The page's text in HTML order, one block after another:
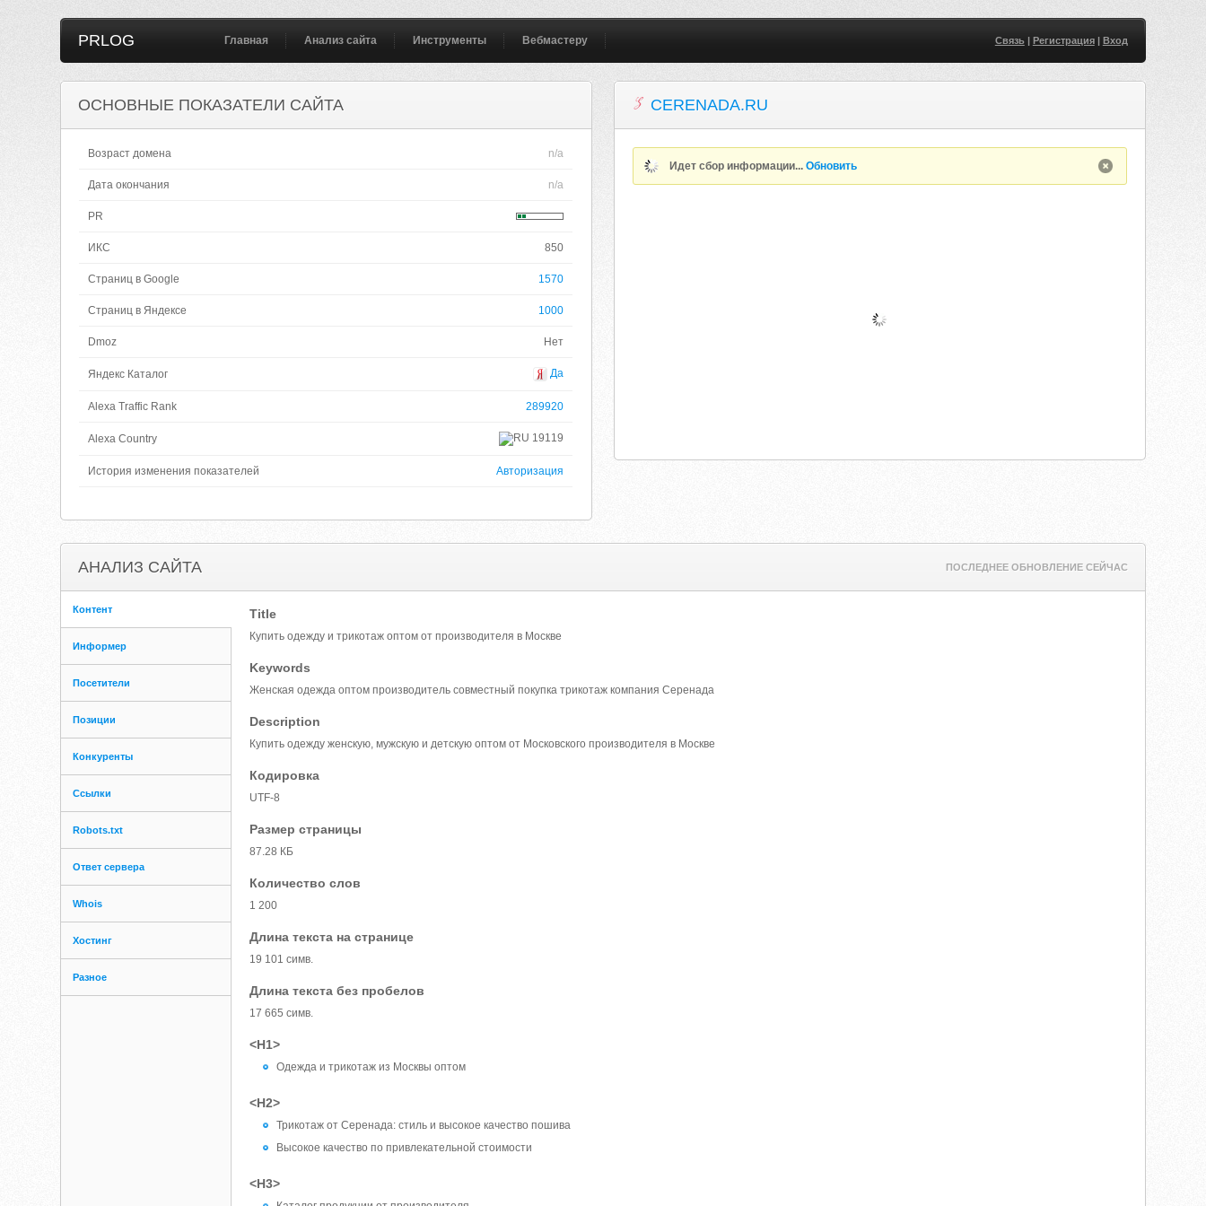
PRLOG Главная Анализ сайта Инструменты Вебмастеру Связь| Регистрация| Вход
ОСНОВНЫЕ ПОКАЗАТЕЛИ САЙТА
Возраст домена n/a
Дата окончания n/a
PR
ИКС 850
Страниц в Google 1570
Страниц в Яндексе 1000
Dmoz Нет
Яндекс Каталог Да
Alexa Traffic Rank 289920
Alexa Country 19119
История изменения показателей Авторизация
CERENADA.RU
Идет сбор информации...Обновить
АНАЛИЗ САЙТА ПОСЛЕДНЕЕ ОБНОВЛЕНИЕ СЕЙЧАС
Контент
Информер
Посетители
Позиции
Конкуренты
Ссылки
Robots.txt
Ответ сервера
Whois
Хостинг
Разное
Title
Купить одежду и трикотаж оптом от производителя в Москве
Keywords
Женская одежда оптом производитель совместный покупка трикотаж компания Серенада
Description
Купить одежду женскую, мужскую и детскую оптом от Московского производителя в Москве
Кодировка
UTF-8
Размер страницы
87.28 КБ
Количество слов
1 200
Длина текста на странице
19 101 симв.
Длина текста без пробелов
17 665 симв.
<H1>
Одежда и трикотаж из Москвы оптом
<H2>
Трикотаж от Серенада: стиль и высокое качество пошива
Высокое качество по привлекательной стоимости
<H3>